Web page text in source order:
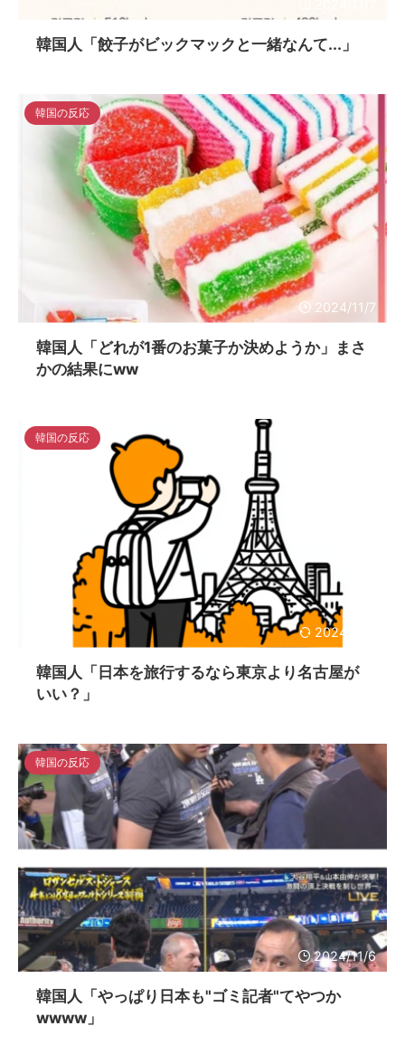
韓国人「餃子がビックマックと一緒なんて...」
2024/11/7
韓国の反応
韓国人「どれが1番のお菓子か決めようか」まさ
かの結果にww
2024/11/7
韓国の反応
韓国人「日本を旅行するなら東京より名古屋が
いい？」
2024/11/6
韓国の反応
韓国人「やっぱり日本も"ゴミ記者"てやつか
wwww」